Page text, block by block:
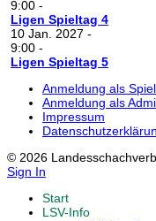
9:00 -
Ligen Spieltag 4
10 Jan. 2027 -
9:00 -
Ligen Spieltag 5
Anmeldung als
Anmeldung als
Impressum
© 2026
Sign In
Start
LSV-Info